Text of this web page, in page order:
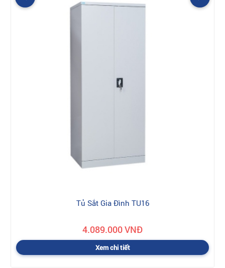
Tủ Sắt Gia Đình TU16
4.089.000 VNĐ
Xem chi tiết